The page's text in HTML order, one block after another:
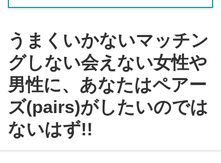
うまくいかないマッチン
グしない会えない女性や
男性に、あなたはペアー
ズ(pairs)がしたいのでは
ないはず!!